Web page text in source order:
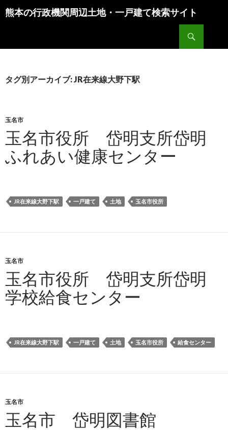
熊本の行政機関周辺土地・一戸建て検索サイト
タグ別アーカイブ: JR在来線大野下駅
玉名市
玉名市役所 岱明支所岱明
ふれあい健康センター
JR在来線大野下駅 一戸建て 土地 玉名市役所
玉名市
玉名市役所 岱明支所岱明
学校給食センター
JR在来線大野下駅 一戸建て 土地 玉名市役所 給食センター
玉名市
玉名市 岱明図書館